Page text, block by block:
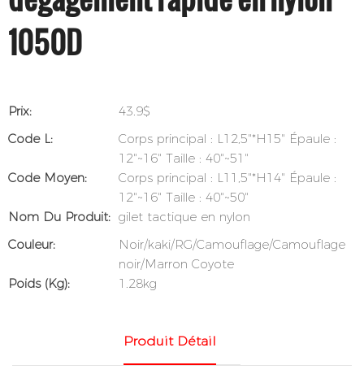
1050D
Prix:
43.9$
Code L:
Corps principal : L12,5"*H15" Épaule :
12"~16" Taille : 40"~51"
Code Moyen:
Corps principal : L11,5"*H14" Épaule :
12"~16" Taille : 40"~50"
Nom Du Produit: gilet tactique en nylon
Couleur:
Noir/kaki/RG/Camouflage/Camouflage
noir/Marron Coyote
Poids (kg):
1.28kg
Produit Détail